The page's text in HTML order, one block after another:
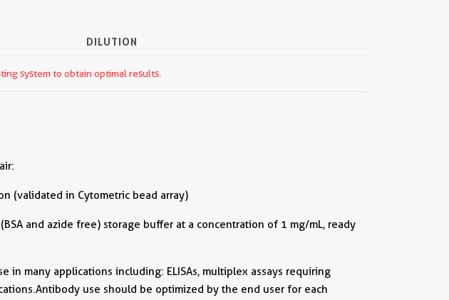
DILUTION
system to obtain optimal results.
(validated in Cytometric bead array)
and azide free) storage buffer at a concentration of 1 mg/mL, ready
many applications including: ELISAs, multiplex assays requiring
use should be optimized by the end user for each